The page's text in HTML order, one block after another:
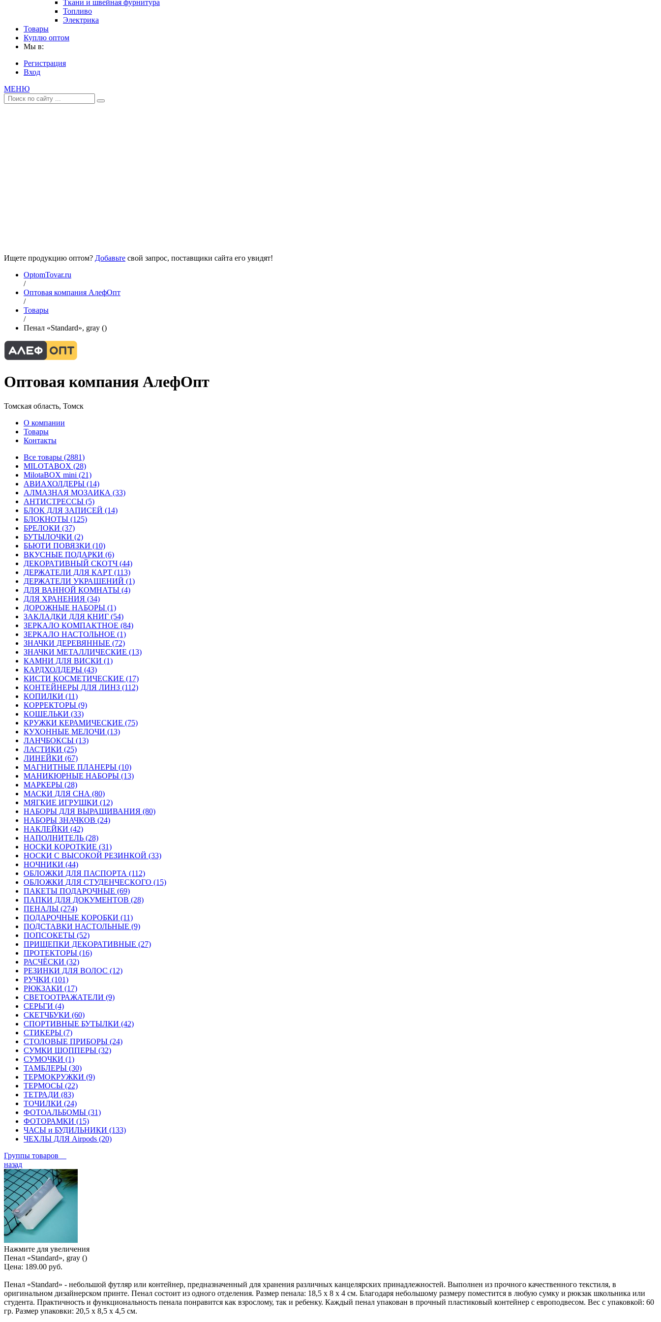
Ткани и швейная фурнитура
Топливо
Электрика
Товары
Куплю оптом
Мы в:
Регистрация
Вход
МЕНЮ
Ищете продукцию оптом? Добавьте свой запрос, поставщики сайта его увидят!
OptomTovar.ru
/
Оптовая компания АлефОпт
/
Товары
/
Пенал «Standard», gray ()
Оптовая компания АлефОпт
Томская область, Томск
О компании
Товары
Контакты
Все товары (2881)
MILOTABOX (28)
MilotaBOX mini (21)
АВИАХОЛДЕРЫ (14)
АЛМАЗНАЯ МОЗАИКА (33)
АНТИСТРЕССЫ (5)
БЛОК ДЛЯ ЗАПИСЕЙ (14)
БЛОКНОТЫ (125)
БРЕЛОКИ (37)
БУТЫЛОЧКИ (2)
БЬЮТИ ПОВЯЗКИ (10)
ВКУСНЫЕ ПОДАРКИ (6)
ДЕКОРАТИВНЫЙ СКОТЧ (44)
ДЕРЖАТЕЛИ ДЛЯ КАРТ (113)
ДЕРЖАТЕЛИ УКРАШЕНИЙ (1)
ДЛЯ ВАННОЙ КОМНАТЫ (4)
ДЛЯ ХРАНЕНИЯ (34)
ДОРОЖНЫЕ НАБОРЫ (1)
ЗАКЛАДКИ ДЛЯ КНИГ (54)
ЗЕРКАЛО КОМПАКТНОЕ (84)
ЗЕРКАЛО НАСТОЛЬНОЕ (1)
ЗНАЧКИ ДЕРЕВЯННЫЕ (72)
ЗНАЧКИ МЕТАЛЛИЧЕСКИЕ (13)
КАМНИ ДЛЯ ВИСКИ (1)
КАРДХОЛДЕРЫ (43)
КИСТИ КОСМЕТИЧЕСКИЕ (17)
КОНТЕЙНЕРЫ ДЛЯ ЛИНЗ (112)
КОПИЛКИ (11)
КОРРЕКТОРЫ (9)
КОШЕЛЬКИ (33)
КРУЖКИ КЕРАМИЧЕСКИЕ (75)
КУХОННЫЕ МЕЛОЧИ (13)
ЛАНЧБОКСЫ (13)
ЛАСТИКИ (25)
ЛИНЕЙКИ (67)
МАГНИТНЫЕ ПЛАНЕРЫ (10)
МАНИКЮРНЫЕ НАБОРЫ (13)
МАРКЕРЫ (28)
МАСКИ ДЛЯ СНА (80)
МЯГКИЕ ИГРУШКИ (12)
НАБОРЫ ДЛЯ ВЫРАЩИВАНИЯ (80)
НАБОРЫ ЗНАЧКОВ (24)
НАКЛЕЙКИ (42)
НАПОЛНИТЕЛЬ (28)
НОСКИ КОРОТКИЕ (31)
НОСКИ С ВЫСОКОЙ РЕЗИНКОЙ (33)
НОЧНИКИ (44)
ОБЛОЖКИ ДЛЯ ПАСПОРТА (112)
ОБЛОЖКИ ДЛЯ СТУДЕНЧЕСКОГО (15)
ПАКЕТЫ ПОДАРОЧНЫЕ (69)
ПАПКИ ДЛЯ ДОКУМЕНТОВ (28)
ПЕНАЛЫ (274)
ПОДАРОЧНЫЕ КОРОБКИ (11)
ПОДСТАВКИ НАСТОЛЬНЫЕ (9)
ПОПСОКЕТЫ (52)
ПРИЩЕПКИ ДЕКОРАТИВНЫЕ (27)
ПРОТЕКТОРЫ (16)
РАСЧЁСКИ (32)
РЕЗИНКИ ДЛЯ ВОЛОС (12)
РУЧКИ (101)
РЮКЗАКИ (17)
СВЕТООТРАЖАТЕЛИ (9)
СЕРЬГИ (4)
СКЕТЧБУКИ (60)
СПОРТИВНЫЕ БУТЫЛКИ (42)
СТИКЕРЫ (7)
СТОЛОВЫЕ ПРИБОРЫ (24)
СУМКИ ШОППЕРЫ (32)
СУМОЧКИ (1)
ТАМБЛЕРЫ (30)
ТЕРМОКРУЖКИ (9)
ТЕРМОСЫ (22)
ТЕТРАДИ (83)
ТОЧИЛКИ (24)
ФОТОАЛЬБОМЫ (31)
ФОТОРАМКИ (15)
ЧАСЫ и БУДИЛЬНИКИ (133)
ЧЕХЛЫ ДЛЯ Airpods (20)
Группы товаров
назад
Нажмите для увеличения
Пенал «Standard», gray ()
Цена: 189.00 руб.
Пенал «Standard» - небольшой футляр или контейнер, предназначенный для хранения различных канцелярских принадлежностей. Выполнен из прочного качественного текстиля, в
оригинальном дизайнерском принте. Пенал состоит из одного отделения. Размер пенала: 18,5 х 8 х 4 см. Благодаря небольшому размеру поместится в любую сумку и рюкзак школьника или
студента. Практичность и функциональность пенала понравится как взрослому, так и ребенку. Каждый пенал упакован в прочный пластиковый контейнер с европодвесом. Вес с упаковкой: 60
гр. Размер упаковки: 20,5 х 8,5 х 4,5 см.